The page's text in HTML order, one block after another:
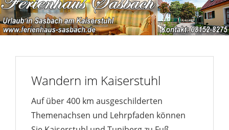
Wandern im Kaiserstuhl
Auf über 400 km ausgeschilderten
Themenachsen und Lehrpfaden können